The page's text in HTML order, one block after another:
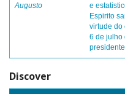
Augusto
e
Espirito
virtude do
6 de julho
Discover